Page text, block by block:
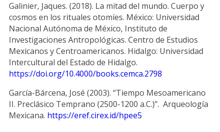
Galinier, Jaques. (2018). La mitad del mundo. Cuerpo y
cosmos en los rituales otomíes. México: Universidad
Nacional Autónoma de México, Instituto de
Investigaciones Antropológicas. Centro de Estudios
Mexicanos y Centroamericanos. Hidalgo: Universidad
Intercultural del Estado de Hidalgo.
https://doi.org/10.4000/books.cemca.2798
García-Bárcena, José (2003). “Tiempo Mesoamericano
II. Preclásico Temprano (2500-1200 a.C.)”. Arqueología
Mexicana. https://eref.cirex.id/hpee5